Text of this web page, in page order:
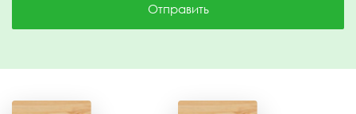
Отправить